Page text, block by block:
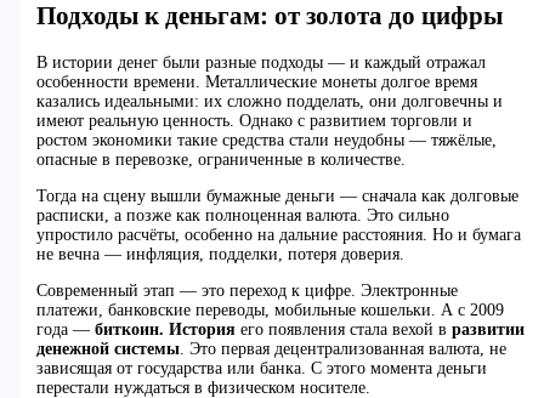
Подходы к деньгам: от золота до цифры
В истории денег были разные подходы — и каждый отражал
особенности времени. Металлические монеты долгое время
казались идеальными: их сложно подделать, они долговечны и
имеют реальную ценность. Однако с развитием торговли и
ростом экономики такие средства стали неудобны — тяжёлые,
опасные в перевозке, ограниченные в количестве.
Тогда на сцену вышли бумажные деньги — сначала как долговые
расписки, а позже как полноценная валюта. Это сильно
упростило расчёты, особенно на дальние расстояния. Но и бумага
не вечна — инфляция, подделки, потеря доверия.
Современный этап — это переход к цифре. Электронные
платежи, банковские переводы, мобильные кошельки. А с 2009
года — биткоин. Историяего появления стала вехой в развитии
денежной системы. Это первая децентрализованная валюта, не
зависящая от государства или банка. С этого момента деньги
перестали нуждаться в физическом носителе.